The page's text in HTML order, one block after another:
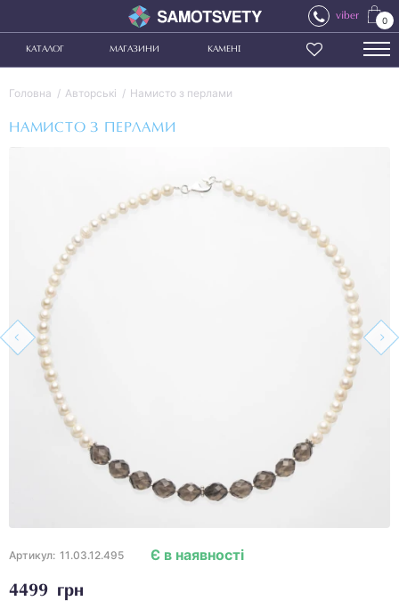
viber 0
КАТАЛОГ МАГАЗИНИ КАМЕНІ
Головна Авторські Намисто з перлами
НАМИСТО З ПЕРЛАМИ
Артикул: 11.03.12.495
4499 грн
Є в наявності